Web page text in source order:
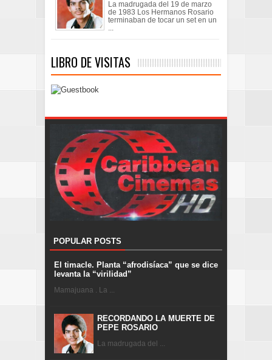
La madrugada del 19 de marzo
de 1983 Los Hermanos Rosario
terminaban de tocar un set en un
...
LIBRO DE VISITAS
POPULAR POSTS
El timacle. Planta “afrodisíaca” que se dice
levanta la “virilidad”
Mamajuana . La ...
RECORDANDO LA MUERTE DE
PEPE ROSARIO
La madrugada del ...